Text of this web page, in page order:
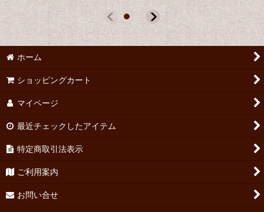
ホーム
ショッピングカート
マイページ
最近チェックしたアイテム
特定商取引法表示
ご利用案内
お問い合せ